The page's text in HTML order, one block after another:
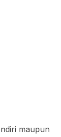
maupun